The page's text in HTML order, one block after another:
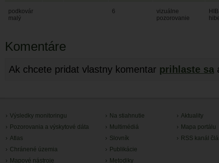
podkovár
malý
6
vizuálne
pozorovanie
Komentáre
Ak chcete pridat vlastny komentar prihlaste sa
Výsledky monitoringu
Pozorovania a výskytové dáta
Atlas
Chránené územia
Mapové nástroje
Na stiahnutie
Multimédiá
Slovník
Publikácie
Metodiky
Aktuality
Mapa portálu
RSS kanál